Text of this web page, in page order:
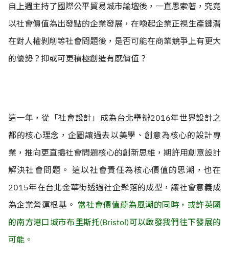
自上週主持了國際公平貿易城市論壇後，一直思索著，究竟
以社會價值為出發點的企業發展，在喚起企業正視生產鏈潛
在對人權剝削等社會問題後，是否可能在商業競爭上有更大
的優勢？抑或可更積極創造有感價值？
這一年，從「社會設計」成為台北舉辦2016年世界設計之
都的核心理念，企圖讓過去以美學、創意為核心的設計專
業，推向更直搗社會問題核心的創新思維，期許用創意設計
解決社會問題。 這以社會責任為核心價值的思潮，也在
2015年在台北金華街透過社企聚落的成型，讓社會意義成
為企業營運根基。 當社會價值蔚為風潮的同時，或許英國
的南方港口城市布里斯托(Bristol)可以啟發我們往下發展的
可能。